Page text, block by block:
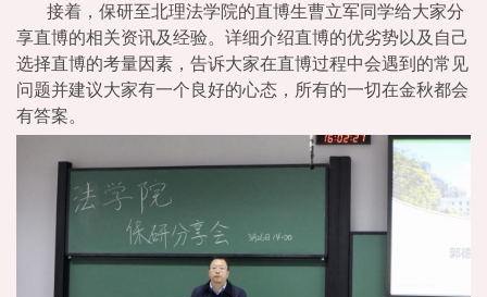
接着，保研至北理法学院的直博生曹立军同学给大家分
享直博的相关资讯及经验。详细介绍直博的优劣势以及自己
选择直博的考量因素，告诉大家在直博过程中会遇到的常见
问题并建议大家有一个良好的心态，所有的一切在金秋都会
有答案。